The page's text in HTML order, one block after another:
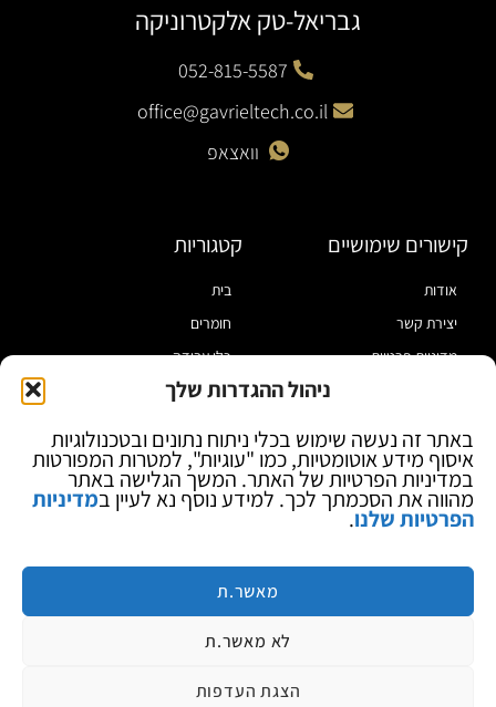
ניהול ההגדרות שלך
באתר זה נעשה שימוש בכלי ניתוח נתונים ובטכנולוגיות
איסוף מידע אוטומטיות, כמו "עוגיות", למטרות המפורטות
במדיניות הפרטיות של האתר. המשך הגלישה באתר
מהווה את הסכמתך לכך. למידע נוסף נא לעיין במדיניות
הפרטיות שלנו.
מאשר.ת
לא מאשר.ת
הצגת העדפות
גבריאל-טק אלקטרוניקה
052-815-5587
office@gavrieltech.co.il
וואצאפ
קישורים שימושיים
אודות
יצירת קשר
מדיניות פרטיות
בלוג
קטגוריות
בית
חומרים
כלי עבודה
מוצרי הלחמה
ספקי כח ומודדים
ציוד אופטי להגדלה
מותגים